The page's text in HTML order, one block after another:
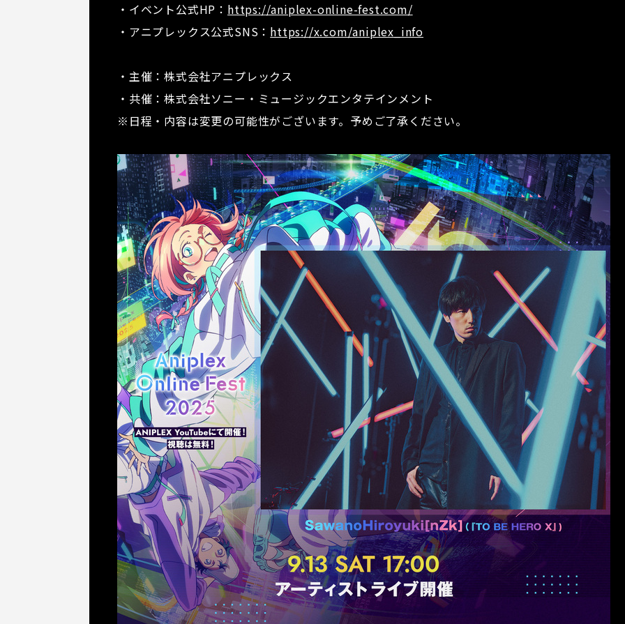
・イベント公式HP： https://aniplex-online-fest.com/
・アニプレックス公式SNS： https://x.com/aniplex_info
・主催：株式会社アニプレックス
・共催：株式会社ソニー・ミュージックエンタテインメント
※日程・内容は変更の可能性がございます。予めご了承ください。